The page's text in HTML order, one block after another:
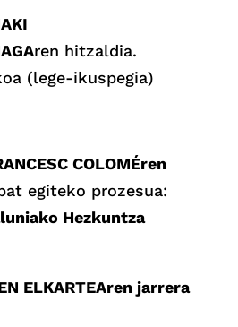
ren hitzaldia.
(lege-ikuspegia)
COLOMÉren
egiteko prozesua:
Hezkuntza
ELKARTEAren jarrera